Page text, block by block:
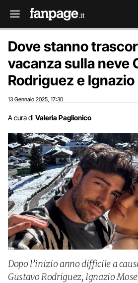
Dove stanno
vacanza sulla neve
Rodriguez e
13 Gennaio 2025 17:30
A cura di Valeria Paglionico
Dopo l’inizio anno difficile a
Gustavo Rodriguez, Ignazio